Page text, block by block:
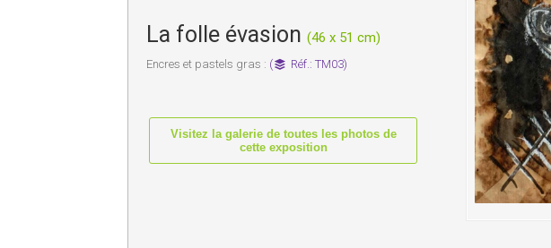
La folle évasion (46 x 51 cm)
Encres et pastels gras : ( Réf.: TM03)
Visitez la galerie de toutes les photos de
cette exposition